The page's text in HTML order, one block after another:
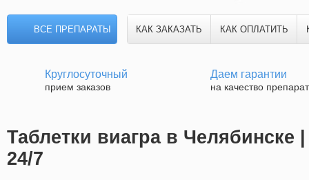
ВСЕ ПРЕПАРАТЫ КАК ЗАКАЗАТЬ КАК ОПЛАТИТЬ
Круглосуточный
прием заказов
Даем гарантии
на качество
Таблетки виагра в Челябинске
24/7